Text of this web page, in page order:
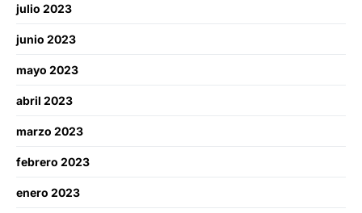
julio 2023
junio 2023
mayo 2023
abril 2023
marzo 2023
febrero 2023
enero 2023